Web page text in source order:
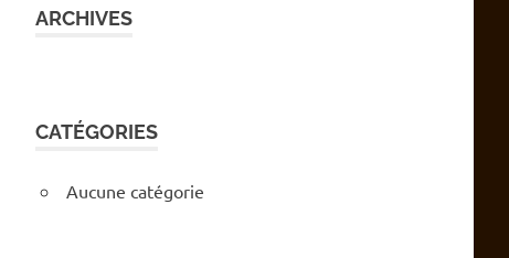
ARCHIVES
CATÉGORIES
Aucune catégorie